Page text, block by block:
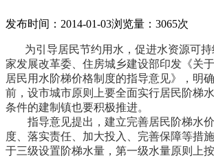
发布时间：2014-01-03浏览量：3065次
为引导居民节约用水，促进水资源可持
家发展改革委、住房城乡建设部印发《关
居民用水阶梯价格制度的指导意见》，明
前，设市城市原则上要全面实行居民阶梯
条件的建制镇也要积极推进。
指导意见提出，建立完善居民阶梯水价
度、落实责任、加大投入、完善保障等措
于三级设置阶梯水量，第一级水量原则上